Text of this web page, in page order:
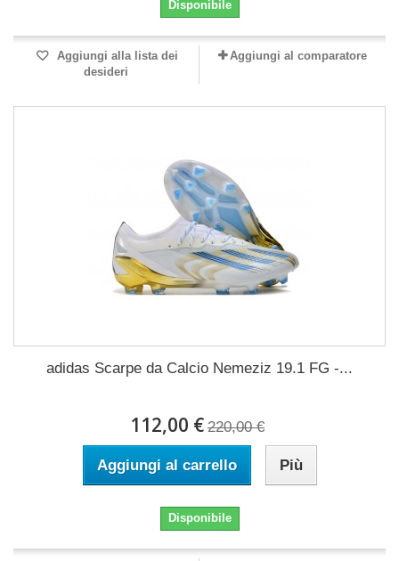
Disponibile
Aggiungi alla lista dei
desideri
Aggiungi al comparatore
adidas Scarpe da Calcio Nemeziz 19.1 FG -...
112,00 € 220,00 €
Aggiungi al carrello Più
Disponibile